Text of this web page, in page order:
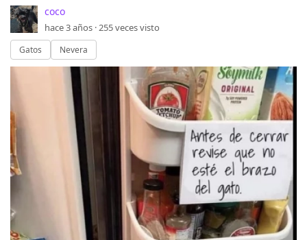
coco
hace 3 años ·255veces visto
Gatos Nevera